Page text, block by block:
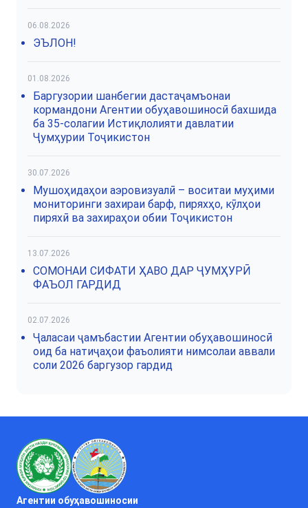
06.08.2026
ЭЪЛОН!
01.08.2026
Баргузории шанбегии дастаҷамъонаи
кормандони Агентии обуҳавошиносӣ бахшида
ба 35-солагии Истиқлолияти давлатии
Ҷумҳурии Тоҷикистон
30.07.2026
Мушоҳидаҳои аэровизуалӣ – воситаи муҳими
мониторинги захираи барф, пиряхҳо, кӯлҳои
пиряхӣ ва захираҳои обии Тоҷикистон
13.07.2026
СОМОНАИ СИФАТИ ҲАВО ДАР ҶУМҲУРӢ
ФАЪОЛ ГАРДИД
02.07.2026
Ҷаласаи ҷамъбастии Агентии обуҳавошиносӣ
оид ба натиҷаҳои фаъолияти нимсолаи аввали
соли 2026 баргузор гардид
Агентии обуҳавошиносии